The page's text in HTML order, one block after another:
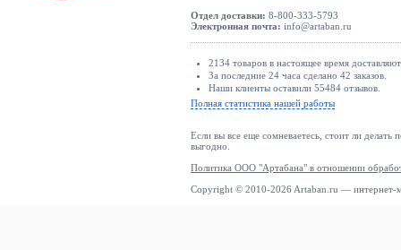
Отдел доставки: 8-800-333-5793
Электронная почта: info@artaban.ru
2134 товаров в настоящее время
За последние 24 часа сделано 42 заказов.
Наши клиенты оставили 55484 отзывов.
Полная статистика нашей работы
Если вы все еще сомневаетесь, стоит ли делать
выгодно.
Политика ООО "Артабана" в отношении
Copyright © 2010-2026 Artaban.ru — интернет-